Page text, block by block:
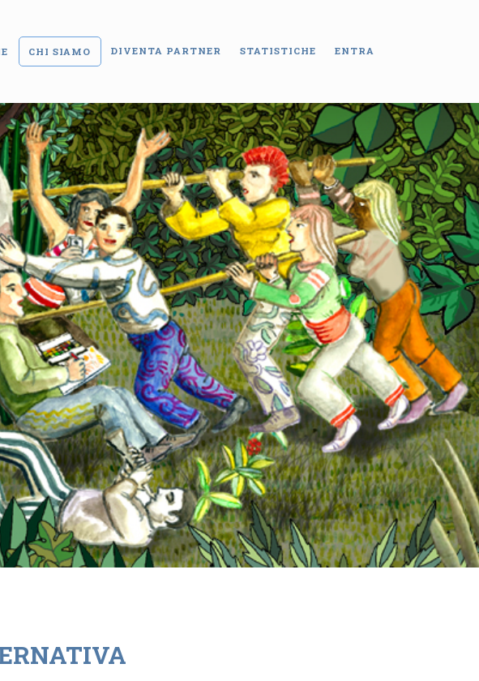
CHI SIAMO DIVENTA PARTNER STATISTICHE ENTRA